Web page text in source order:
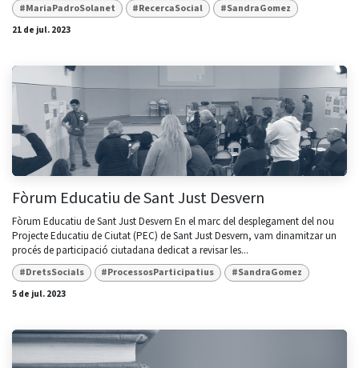
#MariaPadroSolanet
#RecercaSocial
#SandraGomez
21 de jul. 2023
Fòrum Educatiu de Sant Just Desvern
Fòrum Educatiu de Sant Just Desvern En el marc del desplegament del nou
Projecte Educatiu de Ciutat (PEC) de Sant Just Desvern, vam dinamitzar un
procés de participació ciutadana dedicat a revisar les...
#DretsSocials #ProcessosParticipatius
#SandraGomez
5 de jul. 2023